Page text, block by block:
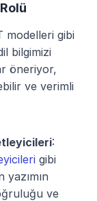
modelleri gibi
bilgimizi
öneriyor,
ve verimli
:
gibi
ve